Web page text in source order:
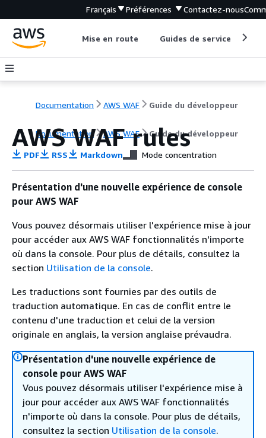
Français Préférences Contactez-nous
Mise en route Guides de service
Documentation AWS WAF Guide du développeur
Documentation AWS WAF Guide du développeur
AWS WAF rules
PDF RSS Markdown Mode concentration
Présentation d'une nouvelle expérience de console
pour AWS WAF
Vous pouvez désormais utiliser l'expérience mise à jour
pour accéder aux AWS WAF fonctionnalités n'importe
où dans la console. Pour plus de détails, consultez la
section Utilisation de la console.
Les traductions sont fournies par des outils de
traduction automatique. En cas de conflit entre le
contenu d'une traduction et celui de la version
originale en anglais, la version anglaise prévaudra.
Présentation d'une nouvelle expérience de
console pour AWS WAF
Vous pouvez désormais utiliser l'expérience mise à
jour pour accéder aux AWS WAF fonctionnalités
n'importe où dans la console. Pour plus de détails,
consultez la section Utilisation de la console.